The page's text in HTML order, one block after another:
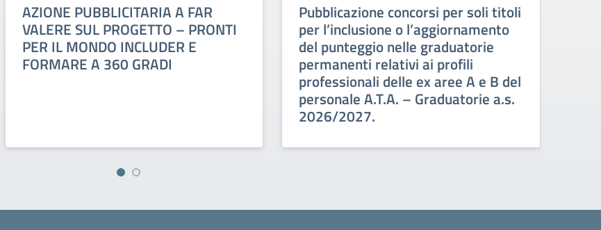
AZIONE PUBBLICITARIA A FAR
VALERE SUL PROGETTO – PRONTI
PER IL MONDO INCLUDER E
FORMARE A 360 GRADI
Pubblicazione concorsi per soli titoli
per l’inclusione o l’aggiornamento
del punteggio nelle graduatorie
permanenti relativi ai profili
professionali delle ex aree A e B del
personale A.T.A. – Graduatorie a.s.
2026/2027.